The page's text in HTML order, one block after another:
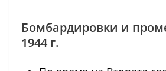
Бомбардировки и
1944 г.